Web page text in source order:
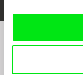
Chcete být